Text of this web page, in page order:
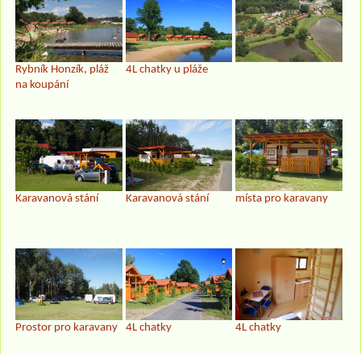
Rybník Honzík, pláž
na koupání
4L chatky u pláže
Karavanová stání Karavanová stání místa pro karavany
Prostor pro karavany 4L chatky 4L chatky